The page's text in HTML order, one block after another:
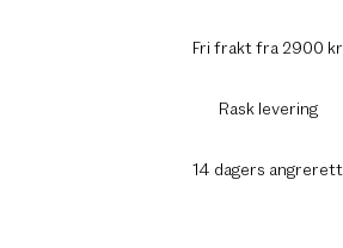
Fri frakt fra 2900 kr
Rask levering
14 dagers angrerett